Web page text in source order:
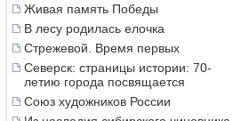
Живая память Победы
В лесу родилась елочка
Стрежевой. Время первых
Северск: страницы истории: 70-
летию города посвящается
Союз художников России